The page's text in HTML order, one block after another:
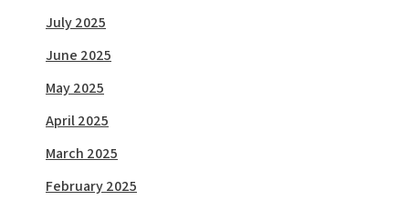
July 2025
June 2025
May 2025
April 2025
March 2025
February 2025